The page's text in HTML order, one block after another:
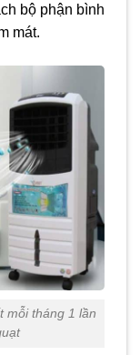
bộ phận bình
mát.
mỗi tháng 1 lần